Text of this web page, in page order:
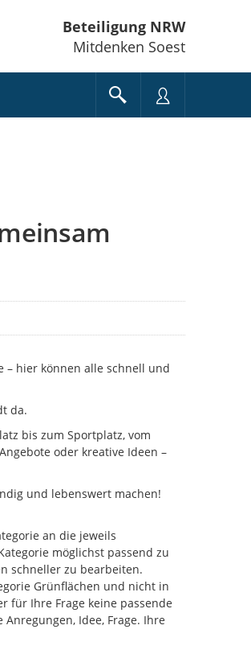
Beteiligung NRW
Mitdenken Soest
– hier können alle schnell und
da.
bis zum Sportplatz, vom
oder kreative Ideen –
und lebenswert machen!
an die jeweils
möglichst passend zu
schneller zu bearbeiten.
Grünflächen und nicht in
für Ihre Frage keine passende
Idee, Frage. Ihre